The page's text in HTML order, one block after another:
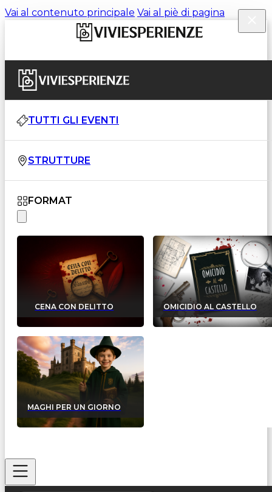
Vai al contenuto principale Vai al piè di pagina
TUTTI GLI EVENTI
STRUTTURE
FORMAT
CENA CON DELITTO OMICIDIO AL CASTELLO
MAGHI PER UN GIORNO